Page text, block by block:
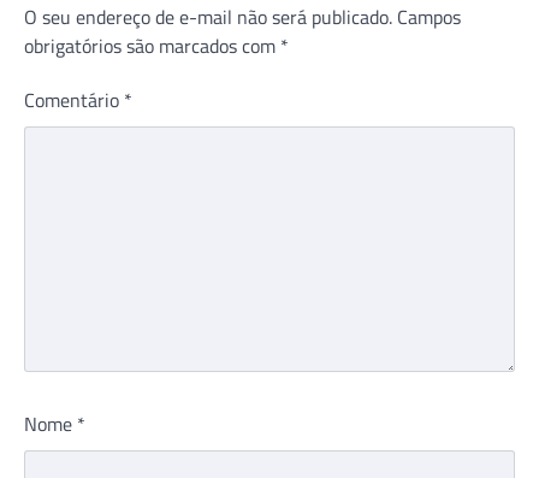
O seu endereço de e-mail não será publicado. Campos
obrigatórios são marcados com *
Comentário *
Nome *